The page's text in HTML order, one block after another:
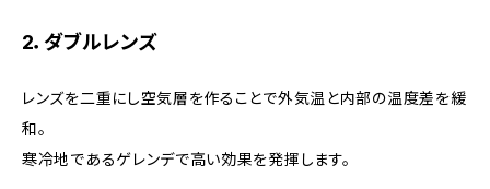
2．ダブルレンズ
レンズを二重にし空気層を作ることで外気温と内部の温度差を緩
和。
寒冷地であるゲレンデで高い効果を発揮します。